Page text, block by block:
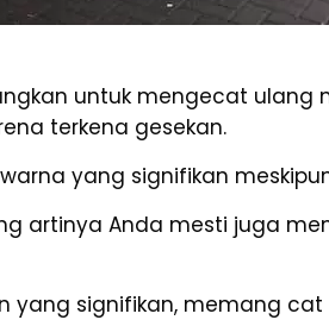
untuk mengecat ulang
terkena gesekan.
yang signifikan
artinya Anda mesti juga
yang signifikan, memang